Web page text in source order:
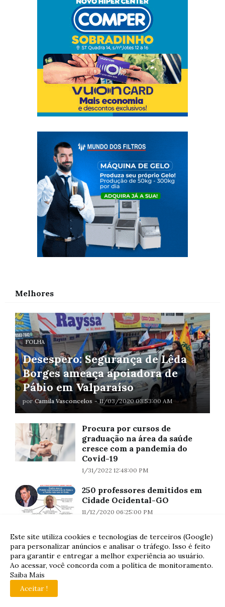
Melhores
FOLHA
Desespero: Segurança de Lêda
Borges ameaça apoiadora de
Pábio em Valparaíso
por Camila Vasconcelos - 11/03/2020 03:53:00 AM
Procura por cursos de
graduação na área da saúde
cresce com a pandemia do
Covid-19
1/31/2022 12:48:00 PM
250 professores demitidos em
Cidade Ocidental-GO
11/12/2020 06:25:00 PM
Laces e alongamentos
temporários são opções
divertidas e práticas para os
cabelos no carnaval
Este site utiliza cookies e tecnologias de terceiros (Google)
para personalizar anúncios e analisar o tráfego. Isso é feito
para garantir e entregar a melhor experiência ao usuário.
Ao acessar, você concorda com a política de monitoramento.
Saiba Mais
Aceitar !